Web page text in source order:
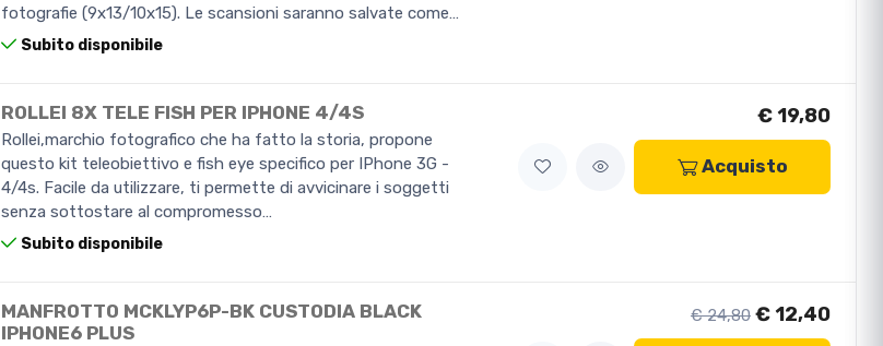
fotografie (9x13/10x15). Le scansioni saranno salvate come…
Subito disponibile
ROLLEI 8X TELE FISH PER IPHONE 4/4S
Rollei,marchio fotografico che ha fatto la storia, propone
questo kit teleobiettivo e fish eye specifico per IPhone 3G -
4/4s. Facile da utilizzare, ti permette di avvicinare i soggetti
senza sottostare al compromesso…
Subito disponibile
€ 19,80
Acquisto
MANFROTTO MCKLYP6P-BK CUSTODIA BLACK
IPHONE6 PLUS
€ 24,80 € 12,40